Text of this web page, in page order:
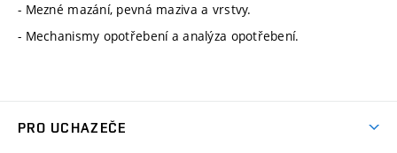
- Mezné mazání, pevná maziva a vrstvy.
- Mechanismy opotřebení a analýza opotřebení.
PRO UCHAZEČE